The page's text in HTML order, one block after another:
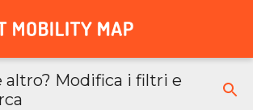
altro? Modifica i filtri e